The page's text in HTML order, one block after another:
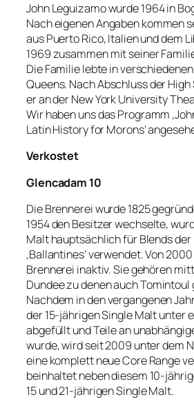
John Leguizamo wurde 1964 in
Nach eigenen Angaben kommen
aus Puerto Rico, Italien und dem
1969 zusammen mit seiner
Die Familie lebte in
Queens. Nach Abschluss der
er an der New York University
Wir haben uns das Programm
Latin History for Morons‘
Verkostet
Glencadam 10
Die Brennerei wurde 1825
1954 den Besitzer wechselte,
Malt hauptsächlich für Blends der
‚Ballantines‘ verwendet. Von
Brennerei inaktiv. Sie gehören
Dundee zu denen auch Tomintoul
Nachdem in den vergangenen
der 15-jährigen Single Malt unter
abgefüllt und Teile an
wurde, wird seit 2009 unter dem
eine komplett neue Core Range
beinhaltet neben diesem 10-
15 und 21-jährigen Single Malt.